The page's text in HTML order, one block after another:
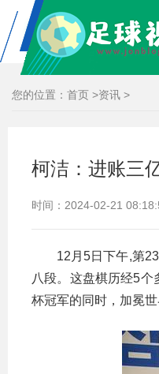
您的位置： 首页 >资讯 >
柯洁：进账三
时间：2024-02-21
12月5日下午,第
八段。这盘棋历经5
杯冠军的同时，加冕